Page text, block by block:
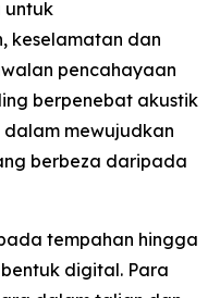
untuk
keselamatan dan
pencahayaan
berpenebat akustik
mewujudkan
berbeza daripada
tempahan hingga
digital. Para